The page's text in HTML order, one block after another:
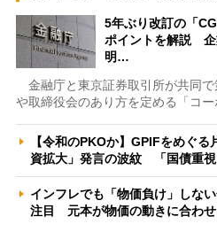
5年ぶり改訂の「
ポイントを解説 企
明…
金融庁と東京証券取引所が共同
や取締役会のあり方を定める「コー
【令和のPKOか】GPIFをめぐ
資拡大」発言の波紋 「国債重
インフレでも「物価負け」しな
注目 元本が物価の動きに合わ